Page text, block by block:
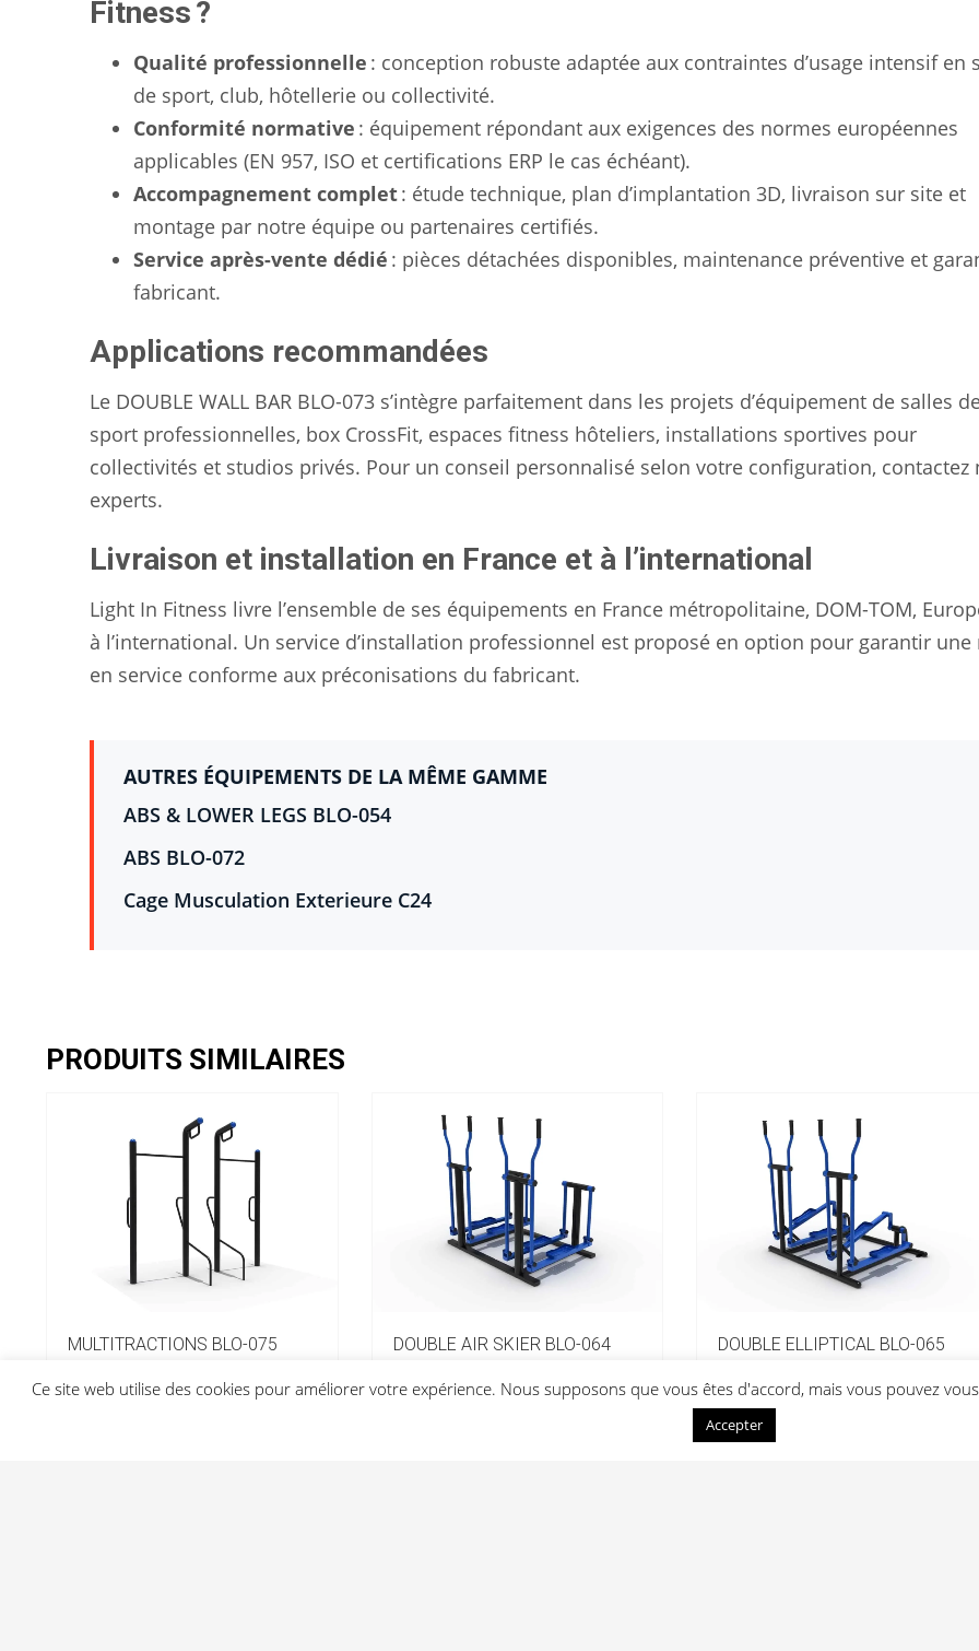
Fitness ?
Qualité professionnelle : conception robuste adaptée aux contraintes d’usage intensif en
de sport, club, hôtellerie ou collectivité.
Conformité normative : équipement répondant aux exigences des normes européennes
applicables (EN 957, ISO et certifications ERP le cas échéant).
Accompagnement complet: étude technique, plan d’implantation 3D, livraison sur site et
montage par notre équipe ou partenaires certifiés.
Service après-vente dédié : pièces détachées disponibles, maintenance préventive et
fabricant.
Applications recommandées
Le DOUBLE WALL BAR BLO-073 s’intègre parfaitement dans les projets d’équipement de salles
sport professionnelles, box CrossFit, espaces fitness hôteliers, installations sportives pour
collectivités et studios privés. Pour un conseil personnalisé selon votre configuration, contactez
experts.
Livraison et installation en France et à l’international
Light In Fitness livre l’ensemble de ses équipements en France métropolitaine, DOM-TOM,
à l’international. Un service d’installation professionnel est proposé en option pour garantir une
en service conforme aux préconisations du fabricant.
AUTRES ÉQUIPEMENTS DE LA MÊME GAMME
ABS & LOWER LEGS BLO-054
ABS BLO-072
Cage Musculation Exterieure C24
PRODUITS SIMILAIRES
MULTITRACTIONS BLO-075
Prix sur devis
DOUBLE AIR SKIER BLO-064
Prix sur devis
DOUBLE ELLIPTICAL BLO-065
Prix sur devis
Ce site web utilise des cookies pour améliorer votre expérience. Nous supposons que vous êtes d'accord, mais vous pouvez
Accepter